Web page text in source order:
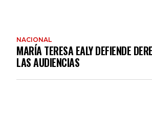
NACIONAL
MARÍA TERESA EALY DEFIENDE
LAS AUDIENCIAS